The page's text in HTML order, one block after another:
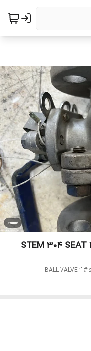
شیر توپی 1 اینچ دو تیکه کلاس 150 STEM 304 SEAT
BALL VALVE 1"